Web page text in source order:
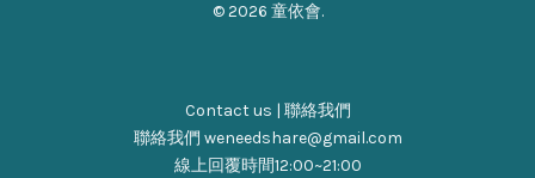
© 2026 童依會.
Contact us | 聯絡我們
聯絡我們 weneedshare@gmail.com
線上回覆時間12:00~21:00